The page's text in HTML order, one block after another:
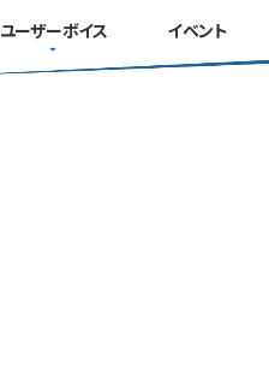
ユーザーボイス イベント